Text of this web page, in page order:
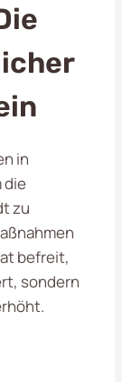
in
die
zu
befreit,
sondern